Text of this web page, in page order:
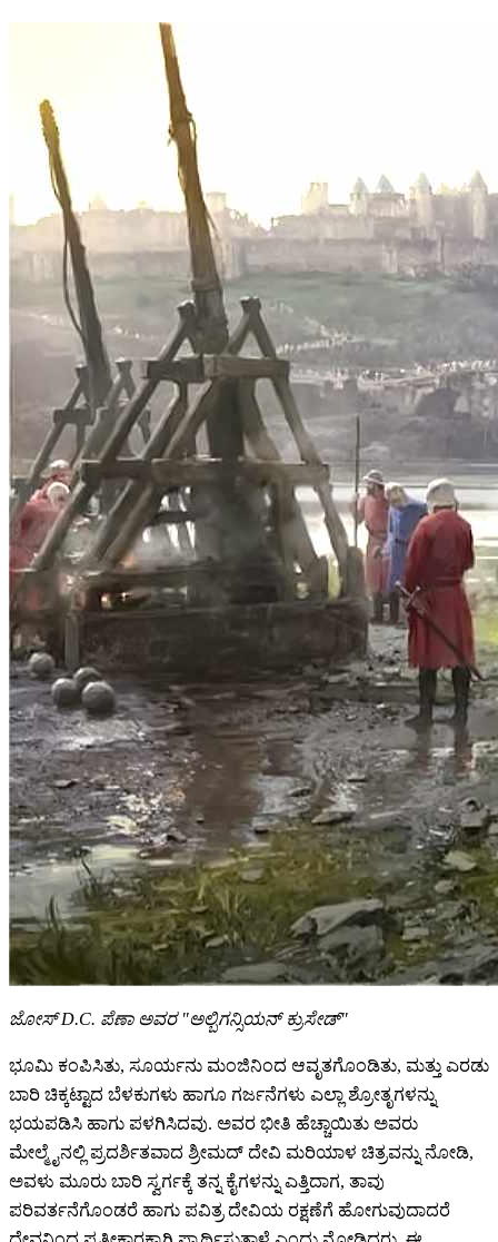
ಜೋಸ್ D.C. ಪೆಣಾ ಅವರ "ಅಲ್ಬಿಗನ್ಸಿಯನ್ ಕ್ರುಸೇಡ್"
ಭೂಮಿ ಕಂಪಿಸಿತು, ಸೂರ್ಯನು ಮಂಜಿನಿಂದ ಆವೃತಗೊಂಡಿತು, ಮತ್ತು ಎರಡು
ಬಾರಿ ಚಿಕ್ಕಟ್ಟಾದ ಬೆಳಕುಗಳು ಹಾಗೂ ಗರ್ಜನೆಗಳು ಎಲ್ಲಾ ಶ್ರೋತೃಗಳನ್ನು
ಭಯಪಡಿಸಿ ಹಾಗು ಪಳಗಿಸಿದವು. ಅವರ ಭೀತಿ ಹೆಚ್ಚಾಯಿತು ಅವರು
ಮೇಲ್ಮೈನಲ್ಲಿ ಪ್ರದರ್ಶಿತವಾದ ಶ್ರೀಮದ್ ದೇವಿ ಮರಿಯಾಳ ಚಿತ್ರವನ್ನು ನೋಡಿ,
ಅವಳು ಮೂರು ಬಾರಿ ಸ್ವರ್ಗಕ್ಕೆ ತನ್ನ ಕೈಗಳನ್ನು ಎತ್ತಿದಾಗ, ತಾವು
ಪರಿವರ್ತನೆಗೊಂಡರೆ ಹಾಗು ಪವಿತ್ರ ದೇವಿಯ ರಕ್ಷಣೆಗೆ ಹೋಗುವುದಾದರೆ